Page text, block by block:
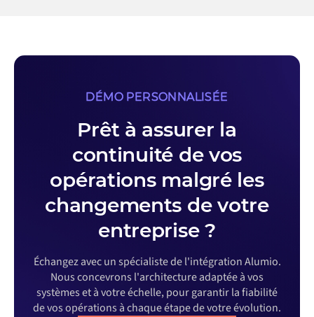
DÉMO PERSONNALISÉE
Prêt à assurer la
continuité de vos
opérations malgré les
changements de votre
entreprise ?
Échangez avec un spécialiste de l'intégration Alumio.
Nous concevrons l'architecture adaptée à vos
systèmes et à votre échelle, pour garantir la fiabilité
de vos opérations à chaque étape de votre évolution.